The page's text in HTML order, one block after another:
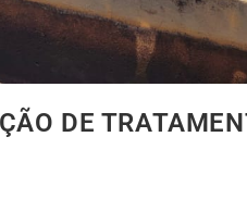
DE